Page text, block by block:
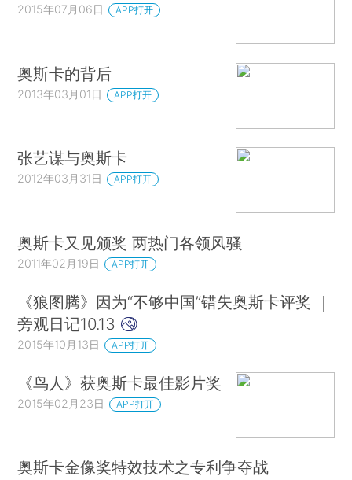
2015年07月06日 APP打开
奥斯卡的背后
2013年03月01日 APP打开
张艺谋与奥斯卡
2012年03月31日 APP打开
奥斯卡又见颁奖 两热门各领风骚
2011年02月19日 APP打开
《狼图腾》因为“不够中国”错失奥斯卡评奖 ｜
旁观日记10.13
2015年10月13日 APP打开
《鸟人》获奥斯卡最佳影片奖
2015年02月23日 APP打开
奥斯卡金像奖特效技术之专利争夺战